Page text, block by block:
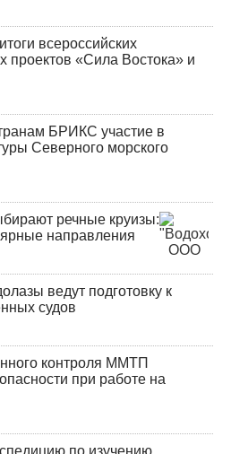
всероссийских
проектов «Сила Востока» и
БРИКС участие в
Северного морского
речные круизы:
направления
ведут подготовку к
судов
контроля ММТП
при работе на
по изучению